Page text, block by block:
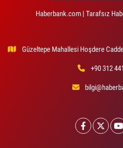
Haberbank.com | Tarafsız
Güzeltepe Mahallesi Hoşdere
+90 312